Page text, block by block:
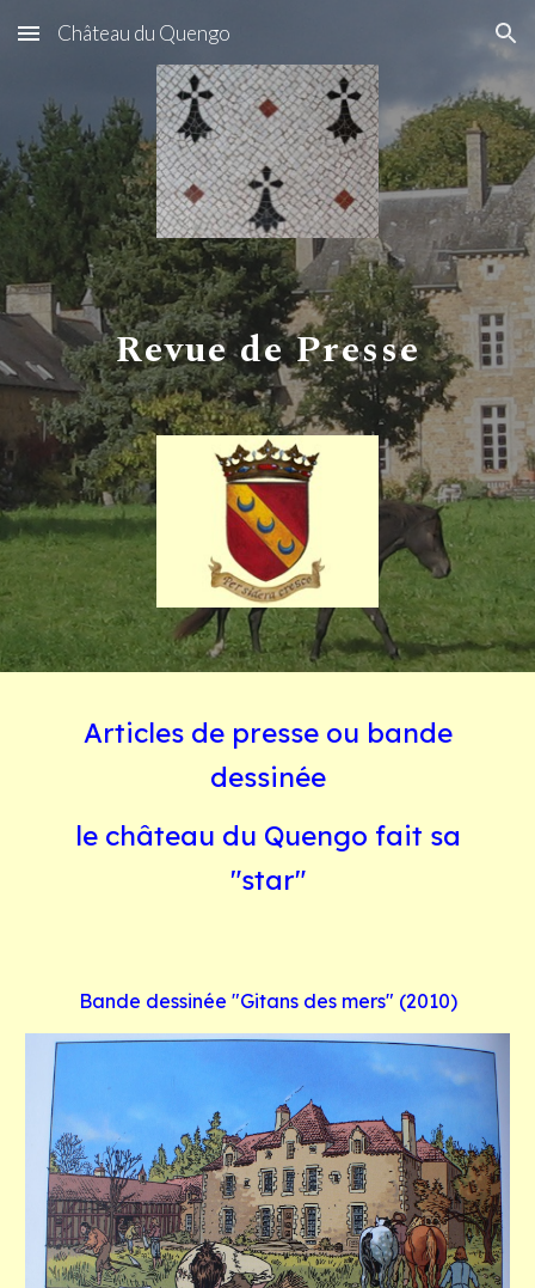
Skip to main content Skip to navigation
Château du Quengo
Revue de Presse
Articles de presse ou bande
dessinée
le château du Quengo fait sa
"star"
Bande dessinée "Gitans des mers" (2010)